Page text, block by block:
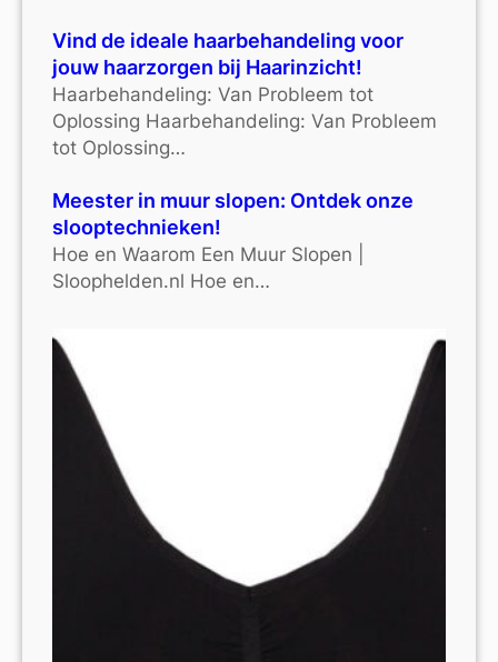
Vind de ideale haarbehandeling voor
jouw haarzorgen bij Haarinzicht!
Haarbehandeling: Van Probleem tot
Oplossing Haarbehandeling: Van Probleem
tot Oplossing…
Meester in muur slopen: Ontdek onze
slooptechnieken!
Hoe en Waarom Een Muur Slopen |
Sloophelden.nl Hoe en…